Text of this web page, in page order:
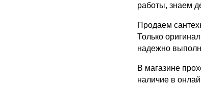
работы, знаем
Продаем
Только
надежно
В магазине
наличие в